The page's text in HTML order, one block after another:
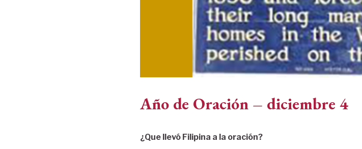
Año de Oración – diciembre 4
¿Que llevó Filipina a la oración?